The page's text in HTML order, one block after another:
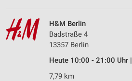
H&M Berlin
Badstraße 4
13357 Berlin
Heute 10:00 - 21:00 Uhr |
7,79 km